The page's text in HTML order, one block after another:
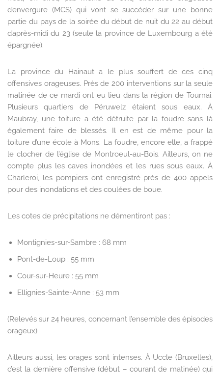
d’envergure (MCS) qui vont se succéder sur une bonne
partie du pays de la soirée du début de nuit du 22 au début
d’après-midi du 23 (seule la province de Luxembourg a été
épargnée).
La province du Hainaut a le plus souffert de ces cinq
offensives orageuses. Près de 200 interventions sur la seule
matinée de ce mardi ont eu lieu dans la région de Tournai.
Plusieurs quartiers de Péruwelz étaient sous eaux. À
Maubray, une toiture a été détruite par la foudre sans là
également faire de blessés. Il en est de même pour la
toiture d’une école à Mons. La foudre, encore elle, a frappé
le clocher de l’église de Montroeul-au-Bois. Ailleurs, on ne
compte plus les caves inondées et les rues sous eaux. À
Charleroi, les pompiers ont enregistré près de 400 appels
pour des inondations et des coulées de boue.
Les cotes de précipitations ne démentiront pas :
Montignies-sur-Sambre : 68 mm
Pont-de-Loup : 55 mm
Cour-sur-Heure : 55 mm
Ellignies-Sainte-Anne : 53 mm
(Relevés sur 24 heures, concernant l’ensemble des épisodes
orageux)
Ailleurs aussi, les orages sont intenses. À Uccle (Bruxelles),
c’est la dernière offensive (début – courant de matinée) qui